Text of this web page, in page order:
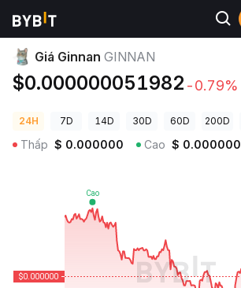
Giá Tiền Điện Tử
Giá Ginnan GINNAN
$0.000000051982 -0.79%
24H 7D 14D 30D 60D 200D
Thấp $ 0.000000 Cao $ 0.000000